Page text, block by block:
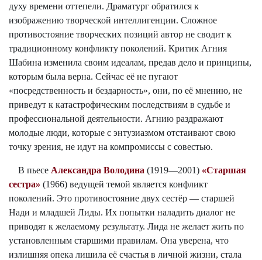
духу времени оттепели. Драматург обратился к
изображению творческой интеллигенции. Сложное
противостояние творческих позиций автор не сводит к
традиционному конфликту поколений. Критик Агния
Шабина изменила своим идеалам, предав дело и принципы,
которым была верна. Сейчас её не пугают
«посредственность и бездарность», они, по её мнению, не
приведут к катастрофическим последствиям в судьбе и
профессиональной деятельности. Агнию раздражают
молодые люди, которые с энтузиазмом отстаивают свою
точку зрения, не идут на компромиссы с совестью.
В пьесе Александра Володина (1919—2001) «Старшая
сестра» (1966) ведущей темой является конфликт
поколений. Это противостояние двух сестёр — старшей
Нади и младшей Лиды. Их попытки наладить диалог не
приводят к желаемому результату. Лида не желает жить по
установленным старшими правилам. Она уверена, что
излишняя опека лишила её счастья в личной жизни, стала